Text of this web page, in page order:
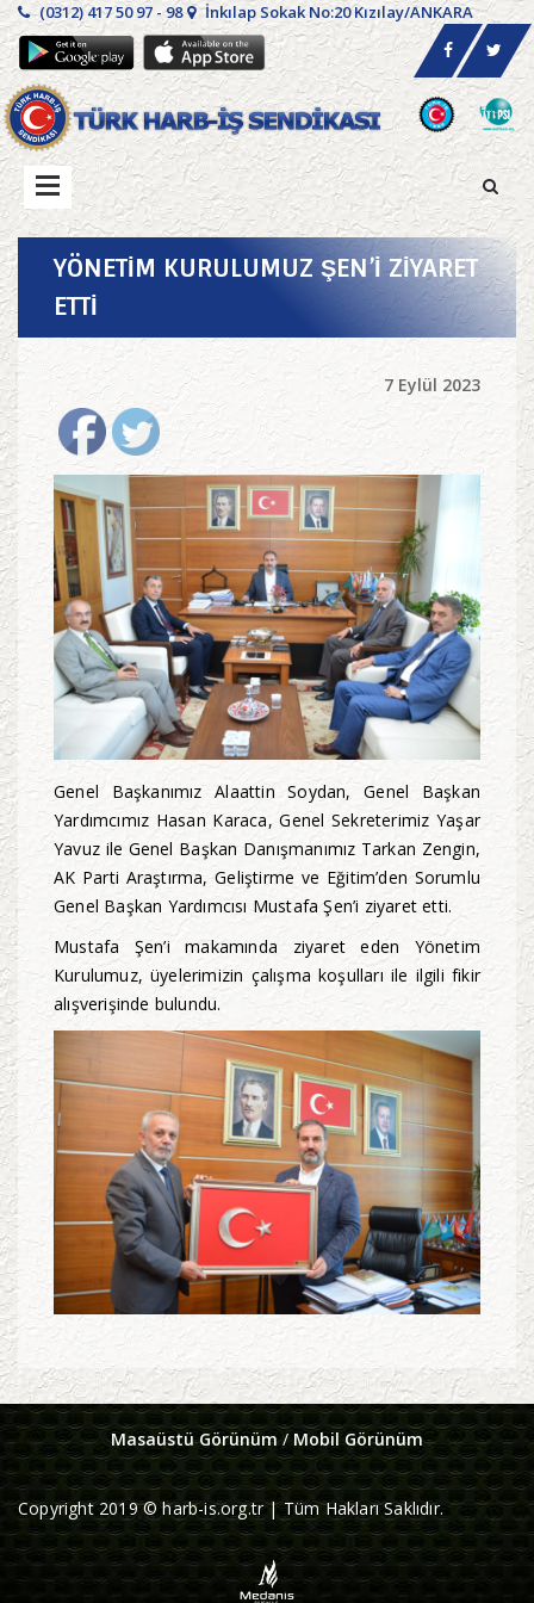
(0312) 417 50 97 - 98 İnkılap Sokak No:20 Kızılay/ANKARA
YÖNETİM KURULUMUZ ŞEN’İ ZİYARET
ETTİ
7 Eylül 2023
Genel Başkanımız Alaattin Soydan, Genel Başkan
Yardımcımız Hasan Karaca, Genel Sekreterimiz Yaşar
Yavuz ile Genel Başkan Danışmanımız Tarkan Zengin,
AK Parti Araştırma, Geliştirme ve Eğitim’den Sorumlu
Genel Başkan Yardımcısı Mustafa Şen’i ziyaret etti.
Mustafa Şen’i makamında ziyaret eden Yönetim
Kurulumuz, üyelerimizin çalışma koşulları ile ilgili fikir
alışverişinde bulundu.
Masaüstü Görünüm/ Mobil Görünüm
Copyright 2019 © harb-is.org.tr | Tüm Hakları Saklıdır.